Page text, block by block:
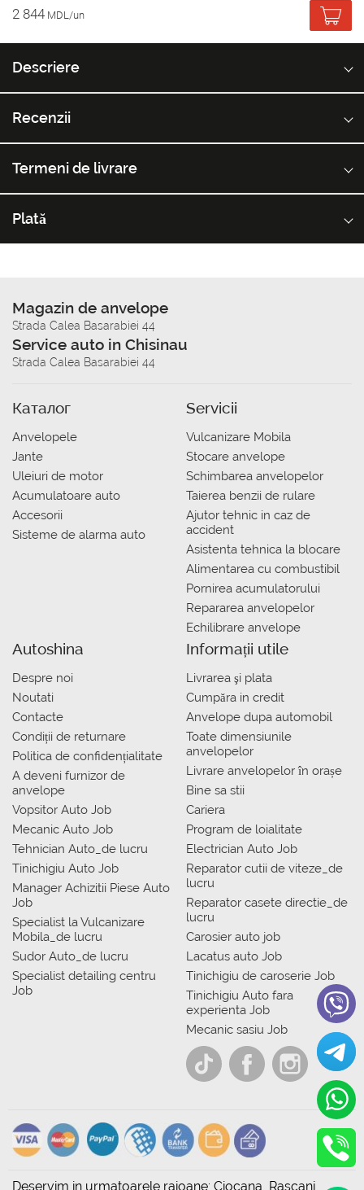
2 844 MDL/un
Descriere
Recenzii
Termeni de livrare
Plată
Magazin de anvelope
Strada Calea Basarabiei 44
Service auto in Chisinau
Strada Calea Basarabiei 44
Каталог
Anvelopele
Jante
Uleiuri de motor
Acumulatoare auto
Accesorii
Sisteme de alarma auto
Servicii
Vulcanizare Mobila
Stocare anvelope
Schimbarea anvelopelor
Taierea benzii de rulare
Ajutor tehnic in caz de
accident
Asistenta tehnica la blocare
Alimentarea cu combustibil
Pornirea acumulatorului
Repararea anvelopelor
Echilibrare anvelope
Autoshina
Despre noi
Noutati
Contacte
Condiții de returnare
Politica de confidențialitate
A deveni furnizor de
anvelope
Vopsitor Auto Job
Mecanic Auto Job
Tehnician Auto_de lucru
Tinichigiu Auto Job
Manager Achizitii Piese Auto
Job
Specialist la Vulcanizare
Mobila_de lucru
Sudor Auto_de lucru
Specialist detailing centru
Job
Informații utile
Livrarea şi plata
Сumpăra in credit
Anvelope dupa automobil
Toate dimensiunile
anvelopelor
Livrare anvelopelor în orașe
Bine sa stii
Cariera
Program de loialitate
Electrician Auto Job
Reparator cutii de viteze_de
lucru
Reparator casete directie_de
lucru
Carosier auto job
Lacatus auto Job
Tinichigiu de caroserie Job
Tinichigiu Auto fara
experienta Job
Mecanic sasiu Job
Deservim in urmatoarele raioane: Ciocana, Rascani,